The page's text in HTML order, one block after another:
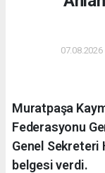
Muratpaşa
Federasyonu
Genel Sekreteri
belgesi verdi.